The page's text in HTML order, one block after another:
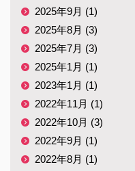
2025年9月 (1)
2025年8月 (3)
2025年7月 (3)
2025年1月 (1)
2023年1月 (1)
2022年11月 (1)
2022年10月 (3)
2022年9月 (1)
2022年8月 (1)